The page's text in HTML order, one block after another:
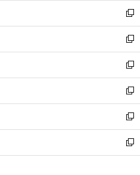
で
開
く
ド
ウ
で
開
く
ィ
ン
ド
ウ
で
開
く
し
い
ウ
ィ
ン
ド
ウ
で
開
く
新
し
い
ウ
ィ
ン
ド
ウ
で
開
く
新
し
い
ウ
ィ
ン
ド
ウ
で
開
新
し
い
ウ
ィ
ン
ド
ウ
新
し
い
ウ
ィ
ン
新
し
い
ウ
新
し